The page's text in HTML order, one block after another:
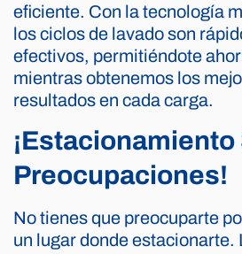
eficiente. Con la tecnología
los ciclos de lavado son
efectivos, permitiéndote
mientras obtenemos los
resultados en cada carga.
¡Estacionamiento
Preocupaciones!
No tienes que preocuparte
un lugar donde estacionarte.